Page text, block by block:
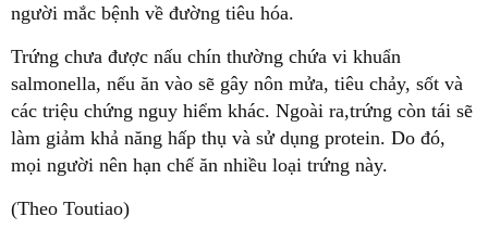
người mắc bệnh về đường tiêu hóa.
Trứng chưa được nấu chín thường chứa vi khuẩn
salmonella, nếu ăn vào sẽ gây nôn mửa, tiêu chảy, sốt và
các triệu chứng nguy hiểm khác. Ngoài ra,trứng còn tái sẽ
làm giảm khả năng hấp thụ và sử dụng protein. Do đó,
mọi người nên hạn chế ăn nhiều loại trứng này.
(Theo Toutiao)